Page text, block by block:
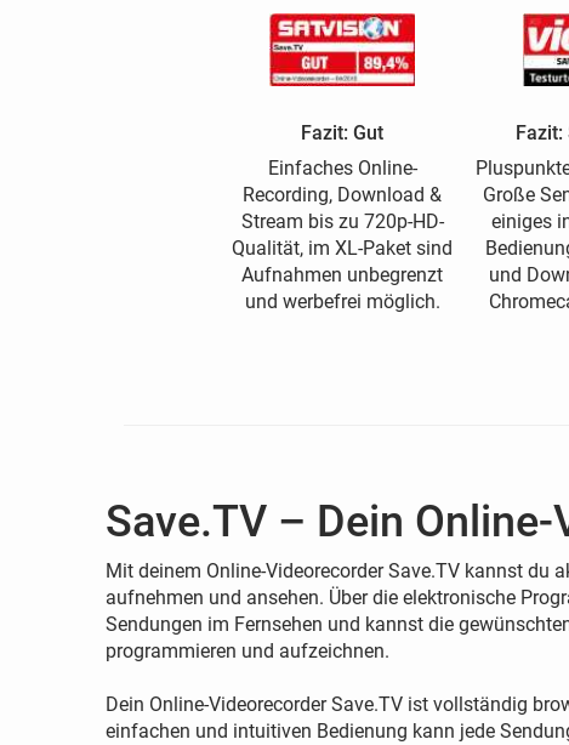
Fazit: Gut
Einfaches Online-
Recording, Download &
Stream bis zu 720p-HD-
Qualität, im XL-Paket sind
Aufnahmen unbegrenzt
und werbefrei möglich.
Fazit:
Große
einiges
und
Save.TV – Dein
Mit deinem Online-Videorecorder Save.TV kannst du
aufnehmen und ansehen. Über die elektronische
Sendungen im Fernsehen und kannst die
programmieren und aufzeichnen.
Dein Online-Videorecorder Save.TV ist vollständig
einfachen und intuitiven Bedienung kann jede